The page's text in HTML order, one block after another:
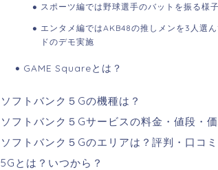
スポーツ編では野球選手のバットを振る様
エンタメ編ではAKB48の推しメンを3人選
ドのデモ実施
GAME Squareとは？
ソフトバンク５Gの機種は？
ソフトバンク５Gサービスの料金・値段・
ソフトバンク５Gのエリアは？評判・口コミ
5Gとは？いつから？